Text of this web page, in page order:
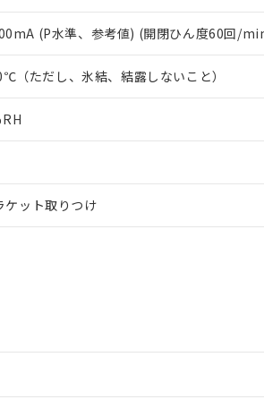
(P水準、参考値) (開閉ひん度60回/
（ただし、氷結、結露しないこと）
ケット取りつけ